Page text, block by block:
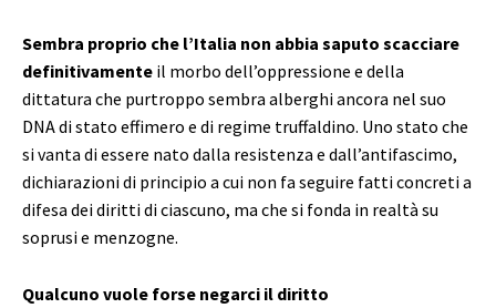
Sembra proprio che l’Italia non abbia saputo scacciare
definitivamente il morbo dell’oppressione e della
dittatura che purtroppo sembra alberghi ancora nel suo
DNA di stato effimero e di regime truffaldino. Uno stato che
si vanta di essere nato dalla resistenza e dall’antifascimo,
dichiarazioni di principio a cui non fa seguire fatti concreti a
difesa dei diritti di ciascuno, ma che si fonda in realtà su
soprusi e menzogne.
Qualcuno vuole forse negarci il diritto